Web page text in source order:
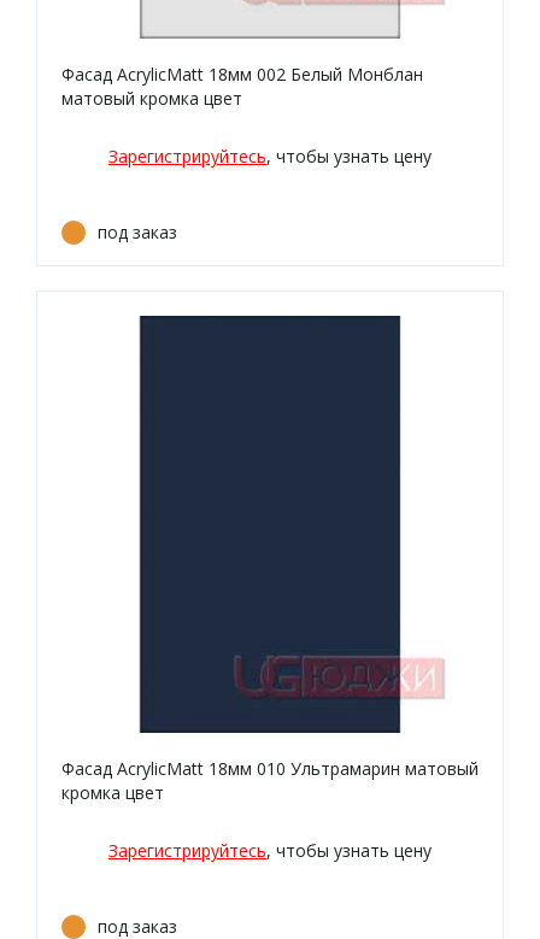
Фасад AcrylicMatt 18мм 002 Белый Монблан
матовый кромка цвет
Зарегистрируйтесь, чтобы узнать цену
под заказ
Фасад AcrylicMatt 18мм 010 Ультрамарин матовый
кромка цвет
Зарегистрируйтесь, чтобы узнать цену
под заказ